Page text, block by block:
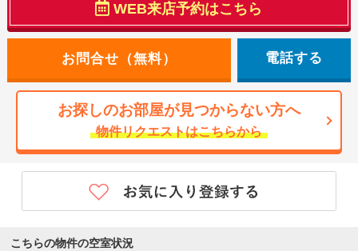
WEB来店予約はこちら
電話する
お探しのお部屋が見つからない方へ
物件リクエストはこちらから
こちらの物件の空室状況